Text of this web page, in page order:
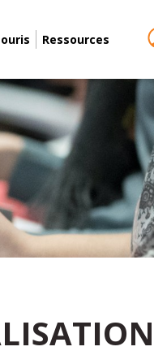
Ressources